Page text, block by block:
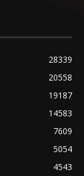
28339
20558
19187
14583
7609
5054
4543